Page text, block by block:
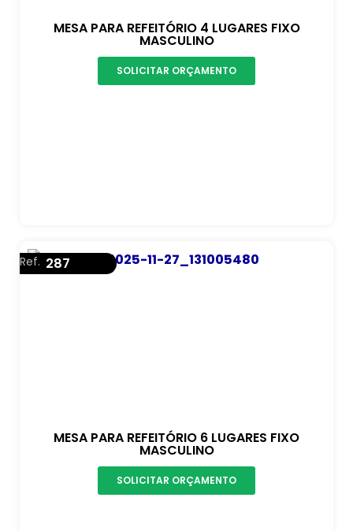
MESA PARA REFEITÓRIO 4 LUGARES FIXO
MASCULINO
SOLICITAR ORÇAMENTO
MESA PARA REFEITÓRIO 6 LUGARES FIXO
MASCULINO
Ref. 287
SOLICITAR ORÇAMENTO